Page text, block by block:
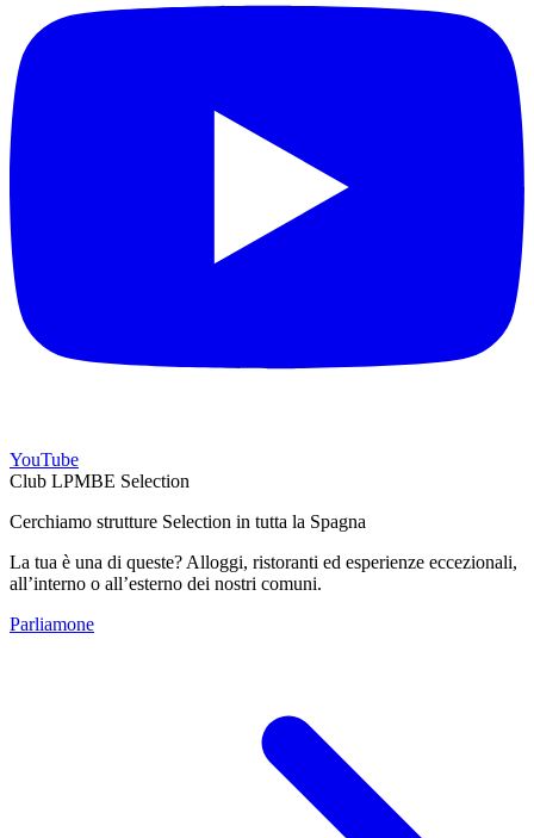
YouTube
Club LPMBE Selection
Cerchiamo strutture Selection in tutta la Spagna
La tua è una di queste? Alloggi, ristoranti ed esperienze eccezionali,
all’interno o all’esterno dei nostri comuni.
Parliamone